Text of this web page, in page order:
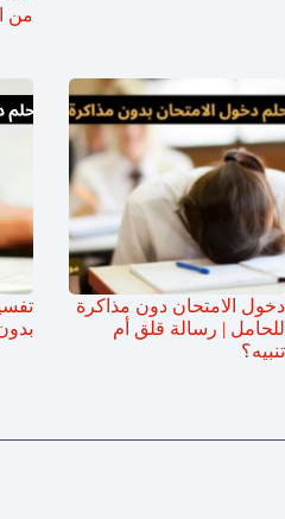
من
دخول الامتحان دون مذاكرة
للحامل | رسالة قلق أم
تنبيه؟